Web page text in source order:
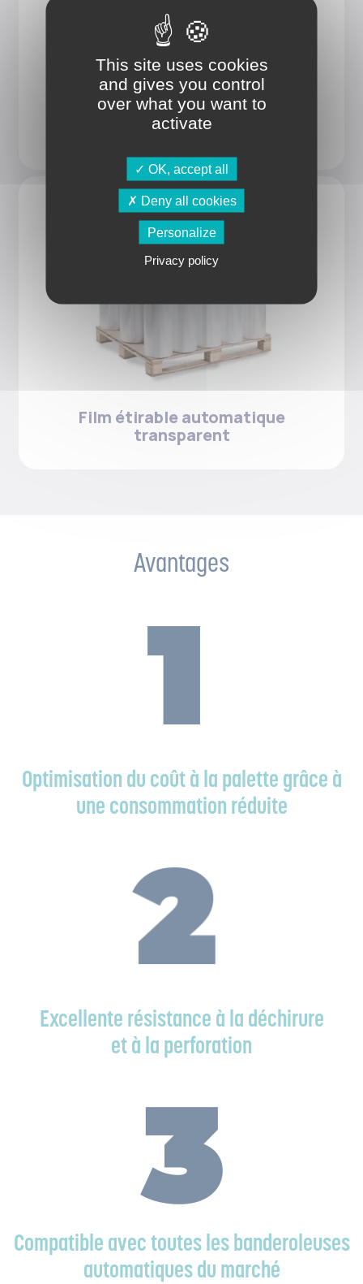
Film étirable Stratos
Film étirable automatique
transparent
Avantages
Optimisation du coût à la palette grâce à
une consommation réduite
Excellente résistance à la déchirure
et à la perforation
Compatible avec toutes les banderoleuses
automatiques du marché
This site uses cookies
and gives you control
over what you want to
activate
OK, accept all
Deny all cookies
Personalize
Privacy policy